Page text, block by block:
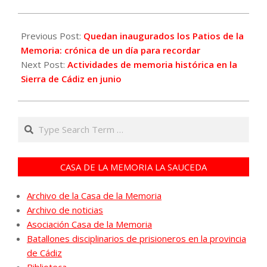
06-
06
Previous Post: Quedan inaugurados los Patios de la
Memoria: crónica de un día para recordar
Next Post: Actividades de memoria histórica en la
Sierra de Cádiz en junio
Search
CASA DE LA MEMORIA LA SAUCEDA
Archivo de la Casa de la Memoria
Archivo de noticias
Asociación Casa de la Memoria
Batallones disciplinarios de prisioneros en la provincia
de Cádiz